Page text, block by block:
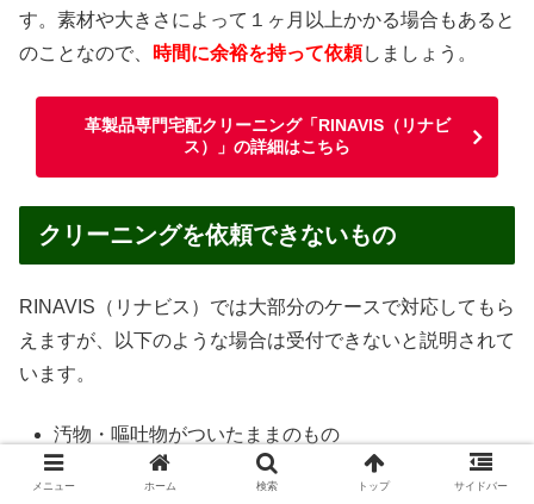
す。素材や大きさによって１ヶ月以上かかる場合もあると
のことなので、
時間に余裕を持って依頼しましょう。
革製品専門宅配クリーニング「RINAVIS（リナビ
ス）」の詳細はこちら
クリーニングを依頼できないもの
RINAVIS（リナビス）では大部分のケースで対応してもら
えますが、以下のような場合は受付できないと説明されて
います。
汚物・嘔吐物がついたままのもの
ペットが使用したもの
メニュー ホーム 検索 トップ サイドバー